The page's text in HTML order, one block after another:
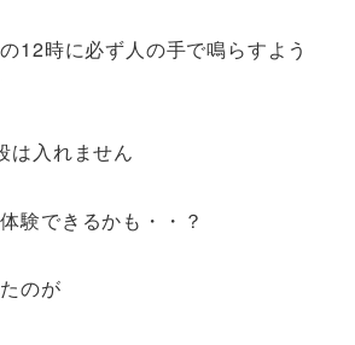
12時に必ず人の手で鳴らすよう
は入れません
験できるかも・・？
のが